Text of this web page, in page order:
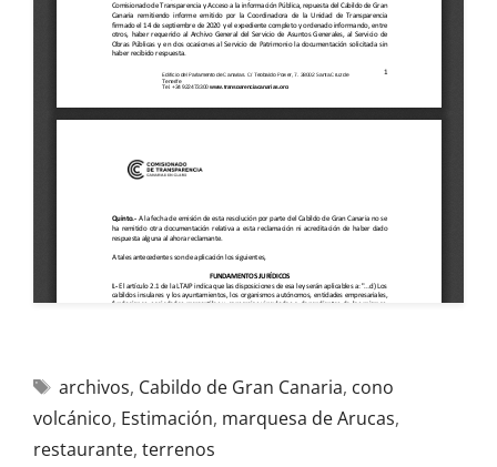
archivos, Cabildo de Gran Canaria, cono
volcánico, Estimación, marquesa de Arucas,
restaurante, terrenos